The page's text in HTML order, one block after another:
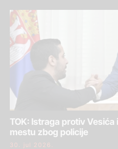
TOK: Istraga protiv
mestu zbog policije
30. jul 2026.